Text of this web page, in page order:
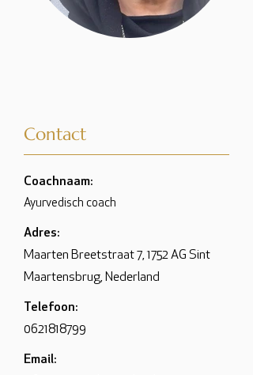
Contact
Coachnaam:
Ayurvedisch coach
Adres:
Maarten Breetstraat 7, 1752 AG Sint
Maartensbrug, Nederland
Telefoon:
0621818799
Email: